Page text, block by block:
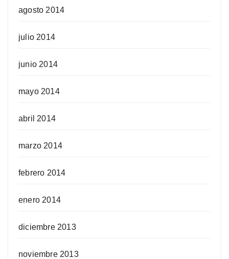
agosto 2014
julio 2014
junio 2014
mayo 2014
abril 2014
marzo 2014
febrero 2014
enero 2014
diciembre 2013
noviembre 2013